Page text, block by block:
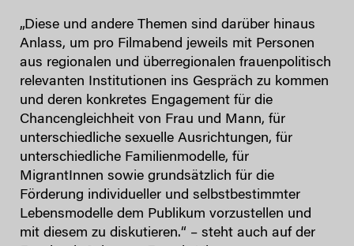
„Diese und andere Themen sind darüber hinaus
Anlass, um pro Filmabend jeweils mit Personen
aus regionalen und überregionalen frauenpolitisch
relevanten Institutionen ins Gespräch zu kommen
und deren konkretes Engagement für die
Chancengleichheit von Frau und Mann, für
unterschiedliche sexuelle Ausrichtungen, für
unterschiedliche Familienmodelle, für
MigrantInnen sowie grundsätzlich für die
Förderung individueller und selbstbestimmter
Lebensmodelle dem Publikum vorzustellen und
mit diesem zu diskutieren.“ – steht auch auf der